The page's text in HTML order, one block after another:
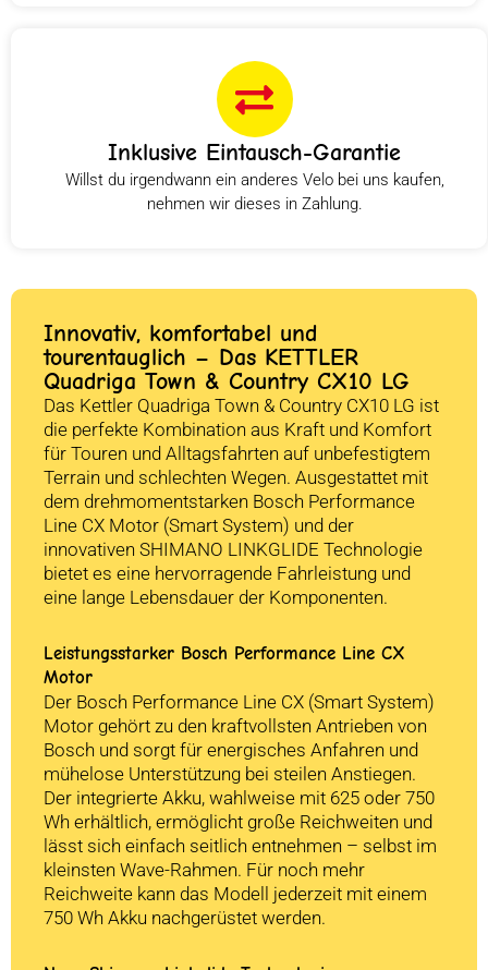
Inklusive Eintausch-Garantie
Willst du irgendwann ein anderes Velo bei uns kaufen,
nehmen wir dieses in Zahlung.
Innovativ, komfortabel und
tourentauglich – Das KETTLER
Quadriga Town & Country CX10 LG
Das Kettler Quadriga Town & Country CX10 LG ist
die perfekte Kombination aus Kraft und Komfort
für Touren und Alltagsfahrten auf unbefestigtem
Terrain und schlechten Wegen. Ausgestattet mit
dem drehmomentstarken Bosch Performance
Line CX Motor (Smart System) und der
innovativen SHIMANO LINKGLIDE Technologie
bietet es eine hervorragende Fahrleistung und
eine lange Lebensdauer der Komponenten.
Leistungsstarker Bosch Performance Line CX
Motor
Der Bosch Performance Line CX (Smart System)
Motor gehört zu den kraftvollsten Antrieben von
Bosch und sorgt für energisches Anfahren und
mühelose Unterstützung bei steilen Anstiegen.
Der integrierte Akku, wahlweise mit 625 oder 750
Wh erhältlich, ermöglicht große Reichweiten und
lässt sich einfach seitlich entnehmen – selbst im
kleinsten Wave-Rahmen. Für noch mehr
Reichweite kann das Modell jederzeit mit einem
750 Wh Akku nachgerüstet werden.